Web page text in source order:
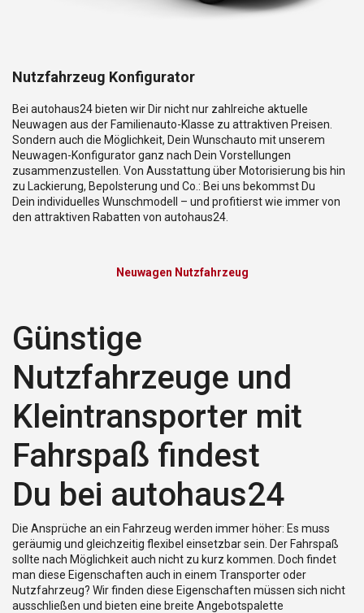
Nutzfahrzeug Konfigurator
Bei autohaus24 bieten wir Dir nicht nur zahlreiche aktuelle
Neuwagen aus der Familienauto-Klasse zu attraktiven Preisen.
Sondern auch die Möglichkeit, Dein Wunschauto mit unserem
Neuwagen-Konfigurator ganz nach Dein Vorstellungen
zusammenzustellen. Von Ausstattung über Motorisierung bis hin
zu Lackierung, Bepolsterung und Co.: Bei uns bekommst Du
Dein individuelles Wunschmodell – und profitierst wie immer von
den attraktiven Rabatten von autohaus24.
Neuwagen Nutzfahrzeug
Günstige
Nutzfahrzeuge und
Kleintransporter mit
Fahrspaß findest
Du bei autohaus24
Die Ansprüche an ein Fahrzeug werden immer höher: Es muss
geräumig und gleichzeitig flexibel einsetzbar sein. Der Fahrspaß
sollte nach Möglichkeit auch nicht zu kurz kommen. Doch findet
man diese Eigenschaften auch in einem Transporter oder
Nutzfahrzeug? Wir finden diese Eigenschaften müssen sich nicht
ausschließen und bieten eine breite Angebotspalette